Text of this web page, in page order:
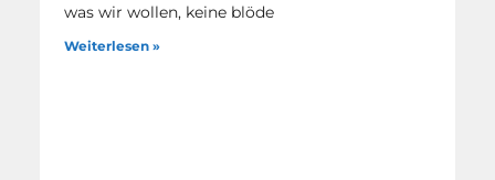
was wir wollen, keine blöde
Weiterlesen »